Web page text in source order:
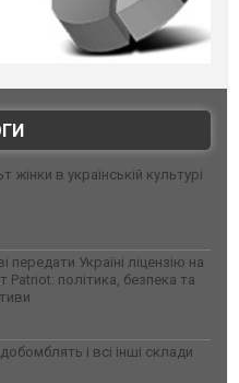
жінки в українській культурі
Україні ліцензію на
Patriot: політика, безпека та
і всі інші склади